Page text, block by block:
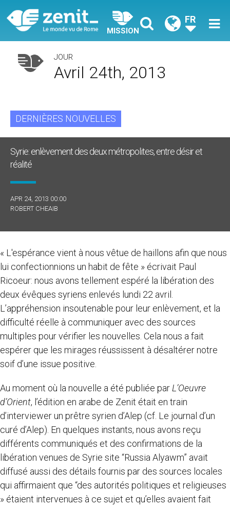
MISSION
FR
JOUR
Avril 24th, 2013
DERNIÈRES NOUVELLES
Syrie: enlèvement des deux métropolites, entre désir et
réalité
APR 24, 2013 00:00
ROBERT CHEAIB
« L'espérance vient à nous vêtue de haillons afin que nous
lui confectionnions un habit de fête » écrivait Paul
Ricoeur: nous avons tellement espéré la libération des
deux évêques syriens enlevés lundi 22 avril.
L’appréhension insoutenable pour leur enlèvement, et la
difficulté réelle à communiquer avec des sources
multiples pour vérifier les nouvelles. Cela nous a fait
espérer que les mirages réussissent à désaltérer notre
soif d’une issue positive.
Au moment où la nouvelle a été publiée par L’Oeuvre
d’Orient, l’édition en arabe de Zenit était en train
d’interviewer un prêtre syrien d’Alep (cf. Le journal d’un
curé d’Alep). En quelques instants, nous avons reçu
différents communiqués et des confirmations de la
libération venues de Syrie site “Russia Alyawm” avait
diffusé aussi des détails fournis par des sources locales
qui affirmaient que “des autorités politiques et religieuses
» étaient intervenues à ce sujet et qu’elles avaient fait